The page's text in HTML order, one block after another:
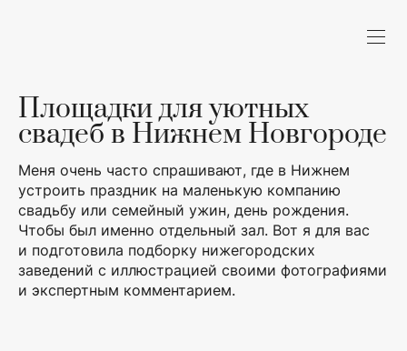
Площадки для уютных
свадеб в Нижнем Новгороде
Меня очень часто спрашивают, где в Нижнем
устроить праздник на маленькую компанию
свадьбу или семейный ужин, день рождения.
Чтобы был именно отдельный зал. Вот я для вас
и подготовила подборку нижегородских
заведений с иллюстрацией своими фотографиями
и экспертным комментарием.